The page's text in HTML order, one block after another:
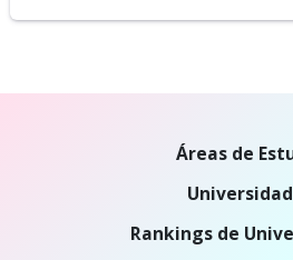
Áreas de
Rankings de